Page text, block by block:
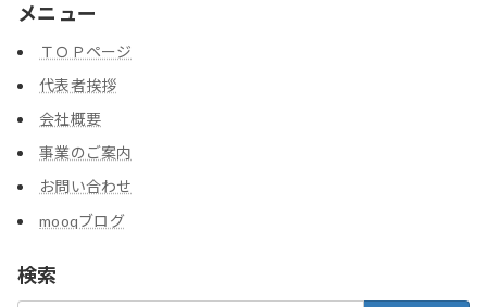
メニュー
ＴＯＰページ
代表者挨拶
会社概要
事業のご案内
お問い合わせ
mooqブログ
検索